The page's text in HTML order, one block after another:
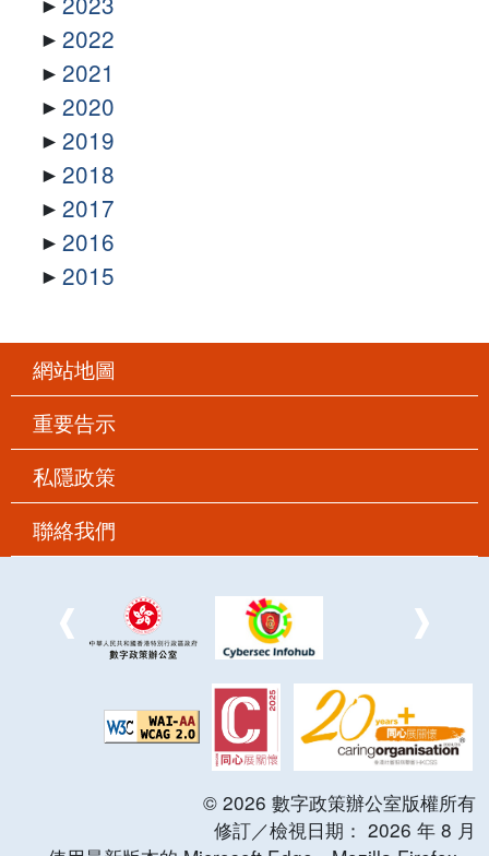
2022
2021
2020
2019
2018
2017
2016
2015
網站地圖
重要告示
私隱政策
聯絡我們
© 2026 數字政策辦公室版權所有
修訂／檢視日期： 2026 年 8 月